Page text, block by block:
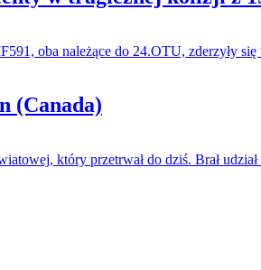
oba należące do 24.OTU,
(Canada)
który przetrwał do dziś. Brał